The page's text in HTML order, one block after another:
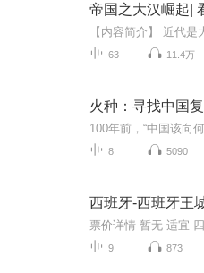
帝国之大汉崛起|
63 11.4万
火种：寻找中国
8 5090
西班牙-西班牙王
9 873